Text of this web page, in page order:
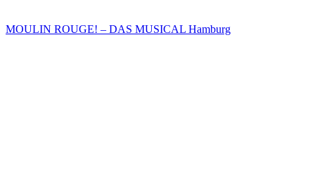
MOULIN ROUGE! – DAS MUSICAL Hamburg